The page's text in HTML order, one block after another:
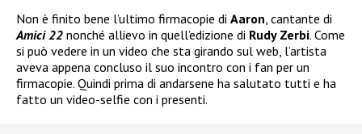
Non è finito bene l’ultimo firmacopie di Aaron , cantante di
Amici 22 nonché allievo in quell’edizione di Rudy Zerbi. Come
si può vedere in un video che sta girando sul web, l’artista
aveva appena concluso il suo incontro con i fan per un
firmacopie. Quindi prima di andarsene ha salutato tutti e ha
fatto un video-selfie con i presenti.